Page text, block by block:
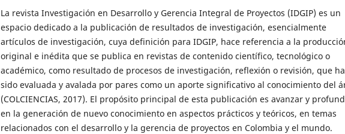
La revista Investigación en Desarrollo y Gerencia Integral de Proyectos (IDGIP) es un
espacio dedicado a la publicación de resultados de investigación, esencialmente
artículos de investigación, cuya definición para IDGIP, hace referencia a la
original e inédita que se publica en revistas de contenido científico, tecnológico o
académico, como resultado de procesos de investigación, reflexión o revisión, que
sido evaluada y avalada por pares como un aporte significativo al conocimiento del
(COLCIENCIAS, 2017). El propósito principal de esta publicación es avanzar y
en la generación de nuevo conocimiento en aspectos prácticos y teóricos, en temas
relacionados con el desarrollo y la gerencia de proyectos en Colombia y el mundo.